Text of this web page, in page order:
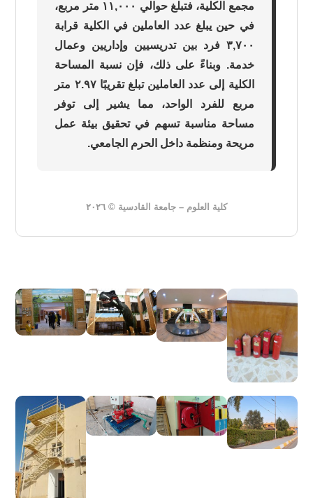
مجمع الكلية، فتبلغ حوالي ١١,٠٠٠ متر مربع،
في حين يبلغ عدد العاملين في الكلية قرابة
٣,٧٠٠ فرد بين تدريسيين وإداريين وعمال
خدمة. وبناءً على ذلك، فإن نسبة المساحة
الكلية إلى عدد العاملين تبلغ تقريبًا ٢.٩٧ متر
مربع للفرد الواحد، مما يشير إلى توفر
مساحة مناسبة تسهم في تحقيق بيئة عمل
مريحة ومنظمة داخل الحرم الجامعي.
كلية العلوم – جامعة القادسية © ٢٠٢٦